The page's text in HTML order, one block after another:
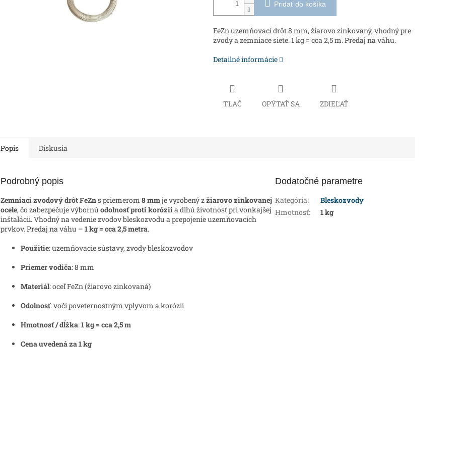
Pridať do košíka
FeZn uzemňovací drôt 8 mm, žiarovo zinkovaný, vhodný pre
zvody a zemniace siete. 1 kg = cca 2,5 m. Predaj na váhu.
Detailné informácie
TLAČ OPÝTAŤ SA ZDIEĽAŤ
Popis Diskusia
Podrobný popis
Zemniaci zvodový drôt FeZns priemerom 8 mmje vyrobený zžiarovo zinkovanej
ocele, čo zabezpečuje výbornú odolnosť proti koróziia dlhú životnosť pri vonkajšej
inštalácii. Vhodný na vedenie zvodov bleskozvodu a prepojenie uzemňovacích
prvkov. Predaj na váhu – 1 kg = cca 2,5 metra.
Použitie: uzemňovacie sústavy, zvody bleskozvodov
Priemer vodiča: 8 mm
Materiál: oceľ FeZn (žiarovo zinkovaná)
Odolnosť: voči poveternostným vplyvom a korózii
Hmotnosť / dĺžka:1 kg = cca 2,5 m
Cena uvedená za 1 kg
Dodatočné parametre
Kategória:
Bleskozvody
Hmotnosť: 1 kg